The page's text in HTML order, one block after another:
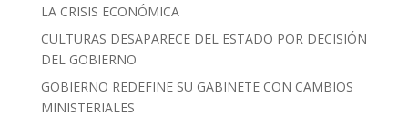
LA CRISIS ECONÓMICA
CULTURAS DESAPARECE DEL ESTADO POR DECISIÓN
DEL GOBIERNO
GOBIERNO REDEFINE SU GABINETE CON CAMBIOS
MINISTERIALES